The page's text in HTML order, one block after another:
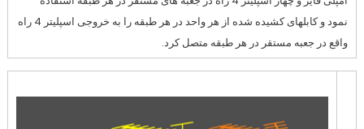
نمود و کابلهای کشیده شده از هر واحد در هر طبقه را به خروجی اسپلیتر 4 راه
واقع در جعبه مستقر در هر طبقه متصل کرد.